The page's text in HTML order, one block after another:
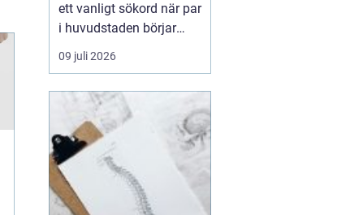
ett vanligt sökord när par
i huvudstaden börjar
känna att något inte
längre fungerar som
vardag. Många upplever
återkommande bråk,
tystnad eller en känsla
av att...
09 juli 2026